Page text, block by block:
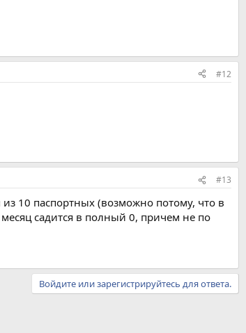
#12
#13
10 паспортных (возможно потому, что в
садится в полный 0, причем не по
Войдите или зарегистрируйтесь для ответа.